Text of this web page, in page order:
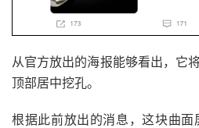
从官方放出的海报能够看出，它
顶部居中挖孔。
根据此前放出的消息，这块曲